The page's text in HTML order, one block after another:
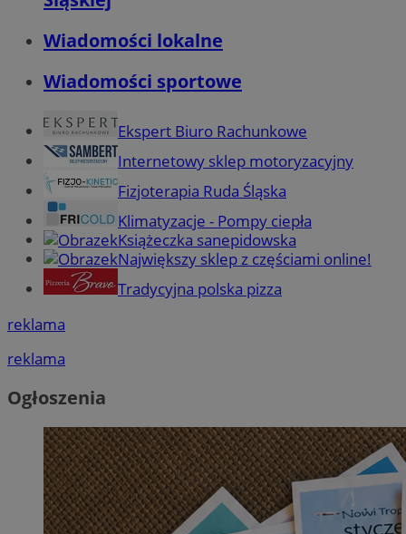
Wiadomości lokalne
Wiadomości sportowe
Ekspert Biuro Rachunkowe
Internetowy sklep motoryzacyjny
Fizjoterapia Ruda Śląska
Klimatyzacje - Pompy ciepła
Książeczka sanepidowska
Największy sklep z częściami online!
Tradycyjna polska pizza
reklama
reklama
Ogłoszenia